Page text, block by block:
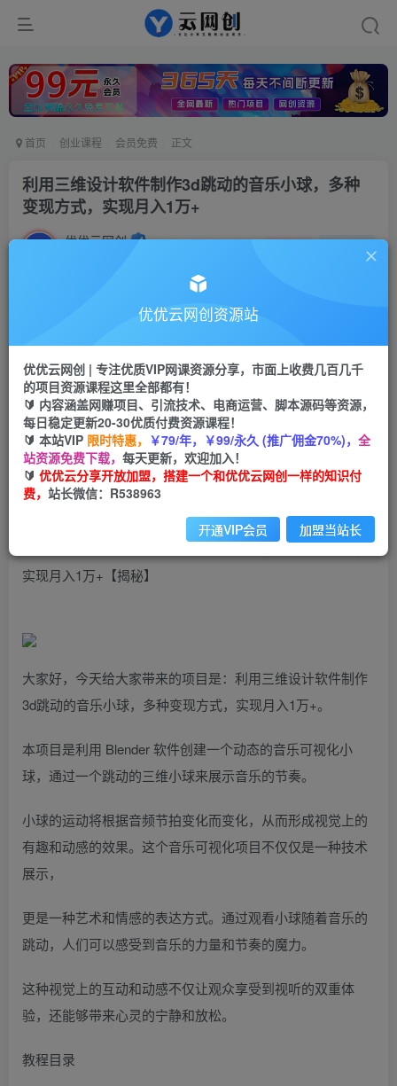
首页 创业课程 会员免费 正文
利用三维设计软件制作3d跳动的音乐小球，多种
变现方式，实现月入1万+
优优云网创 私信
云币9.9云币99
会员免费
立即购买
您当前未登录！建议登陆后购买，可保存购买订单
利用三维设计软件制作3d跳动的音乐小球，多种变现方式，
实现月入1万+【揭秘】
大家好，今天给大家带来的项目是：利用三维设计软件制作
3d跳动的音乐小球，多种变现方式，实现月入1万+。
本项目是利用 Blender 软件创建一个动态的音乐可视化小
球，通过一个跳动的三维小球来展示音乐的节奏。
小球的运动将根据音频节拍变化而变化，从而形成视觉上的
有趣和动感的效果。这个音乐可视化项目不仅仅是一种技术
展示，
更是一种艺术和情感的表达方式。通过观看小球随着音乐的
跳动，人们可以感受到音乐的力量和节奏的魔力。
这种视觉上的互动和动感不仅让观众享受到视听的双重体
验，还能够带来心灵的宁静和放松。
教程目录
优优云网创资源站
优优云网创 | 专注优质VIP网课资源分享，市面上收费几百几千
的项目资源课程这里全部都有！
🔰 内容涵盖网赚项目、引流技术、电商运营、脚本源码等资源，
每日稳定更新20-30优质付费资源课程！
🔰 本站VIP 限时特惠， ￥79/年，￥99/永久 (推广佣金70%)， 全
站资源免费下载， 每天更新，欢迎加入！
🔰 优优云分享开放加盟，搭建一个和优优云网创一样的知识付
费， 站长微信：R538963
开通VIP会员 加盟当站长